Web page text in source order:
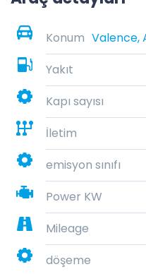
Konum
Yakıt
Kapı sayısı
İletim
emisyon sınıfı
Power KW
Mileage
döşeme